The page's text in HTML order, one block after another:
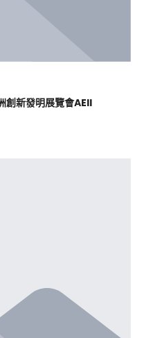
創新發明展覽會AEII